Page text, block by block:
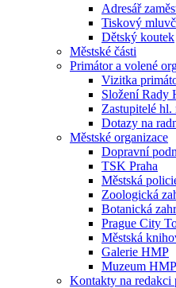
Adresář
Tiskový
Dětský koutek
Městské části
Primátor a volené
Vizitka
Složení Rady
Zastupitelé hl.
Dotazy na
Městské organizace
Dopravní
TSK Praha
Městská
Zoologická
Botanická
Prague City
Městská
Galerie HMP
Muzeum HMP
Kontakty na redakci